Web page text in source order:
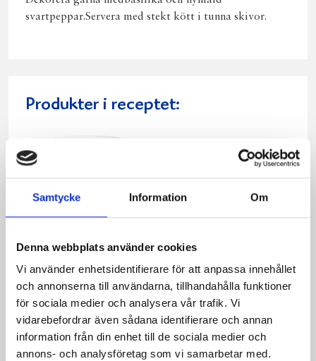
Samtycke Information Om
Denna webbplats använder cookies
Vi använder enhetsidentifierare för att anpassa innehållet
och annonserna till användarna, tillhandahålla funktioner
för sociala medier och analysera vår trafik. Vi
vidarebefordrar även sådana identifierare och annan
information från din enhet till de sociala medier och
annons- och analysföretag som vi samarbetar med.
svartpeppar.Servera med stekt kött i tunna skivor.
Produkter i receptet:
Crème Fraichen
34% 500g
Crème Fraichen
34% 200g